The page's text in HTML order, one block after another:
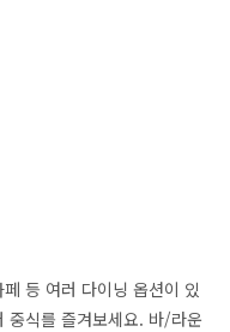
등 여러 다이닝 옵션이 있
중식를 즐겨보세요. 바/라운